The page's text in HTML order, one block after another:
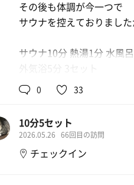
その後も体調が今一つで
サウナを控えておりました
サウナ10分 熱湯1分 水風
外気浴5分 3セット
サウナ室にて
源泉掛け流しのぬる湯で小
本日もありがとうございま
0 33
10分5セット
2026.05.26 66回目の訪問
チェックイン